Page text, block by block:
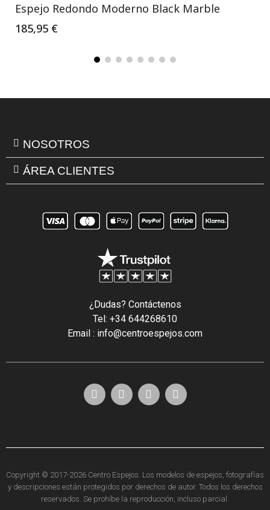
Espejo Redondo Moderno Black Marble
185,95 €
NOSOTROS
ÁREA CLIENTES
¿Dudas? Contáctenos
Tel: +34 644268610
Email : info@centroespejos.com
Copyright © 2017-2026 Centro Espejos. Los modelos de espejos, fotografías
y descripciones están protegidos por derechos de autor. Todos los derechos
reservados. Se prohíbe la reproducción, incluso parcial.